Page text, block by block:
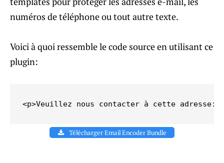
numéros de téléphone ou tout autre texte.
Voici à quoi ressemble le code source en utilisant ce
plugin:
<p>Veuillez nous contacter à cette adresse:
Télécharger Email Encoder Bundle